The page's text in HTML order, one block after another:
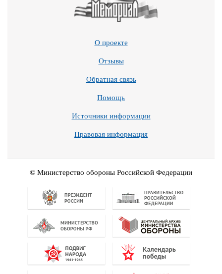
О проекте
Отзывы
Обратная связь
Помощь
Источники информации
Правовая информация
© Министерство обороны Российской Федерации